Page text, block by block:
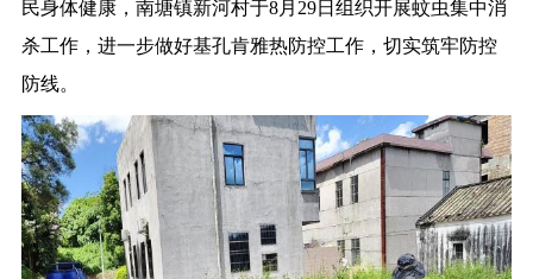
民身体健康，南塘镇新河村于8月29日组织开展蚊虫集中消
杀工作，进一步做好基孔肯雅热防控工作，切实筑牢防控
防线。